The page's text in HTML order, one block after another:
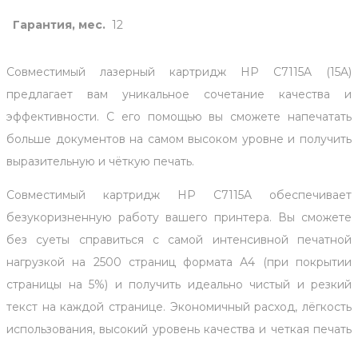
Гарантия, мес. 12
Совместимый лазерный картридж HP C7115A (15A)
предлагает вам уникальное сочетание качества и
эффективности. С его помощью вы сможете напечатать
больше документов на самом высоком уровне и получить
выразительную и чёткую печать.
Совместимый картридж HP C7115A обеспечивает
безукоризненную работу вашего принтера. Вы сможете
без суеты справиться с самой интенсивной печатной
нагрузкой на 2500 страниц формата А4 (при покрытии
страницы на 5%) и получить идеально чистый и резкий
текст на каждой странице. Экономичный расход, лёгкость
использования, высокий уровень качества и четкая печать